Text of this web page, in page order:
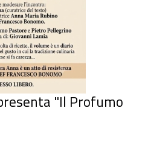
"Il Profumo